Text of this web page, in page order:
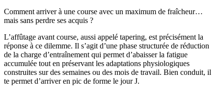
Comment arriver à une course avec un maximum de fraîcheur…
mais sans perdre ses acquis ?
L’affûtage avant course, aussi appelé tapering, est précisément la
réponse à ce dilemme. Il s’agit d’une phase structurée de réduction
de la charge d’entraînement qui permet d’abaisser la fatigue
accumulée tout en préservant les adaptations physiologiques
construites sur des semaines ou des mois de travail. Bien conduit, il
te permet d’arriver en pic de forme le jour J.